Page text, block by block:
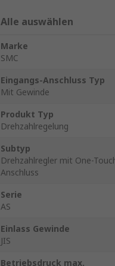
Alle auswählen
Marke
SMC
Eingangs-Anschluss Typ
Mit Gewinde
Produkt Typ
Drehzahlregelung
Subtyp
Drehzahlregler mit One-
Anschluss
Serie
AS
Einlass Gewinde
JIS
Betriebsdruck max.